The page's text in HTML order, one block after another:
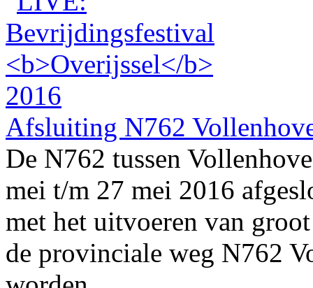
Afsluiting N762
De N762 tussen
mei t/m 27 mei 2016
met het uitvoeren van
de provinciale weg N762